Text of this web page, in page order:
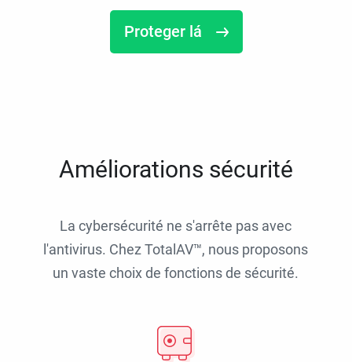
Proteger lá
Améliorations sécurité
La cybersécurité ne s'arrête pas avec
l'antivirus. Chez TotalAV™, nous proposons
un vaste choix de fonctions de sécurité.